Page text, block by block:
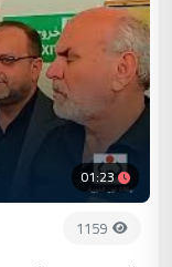
01:23
1159